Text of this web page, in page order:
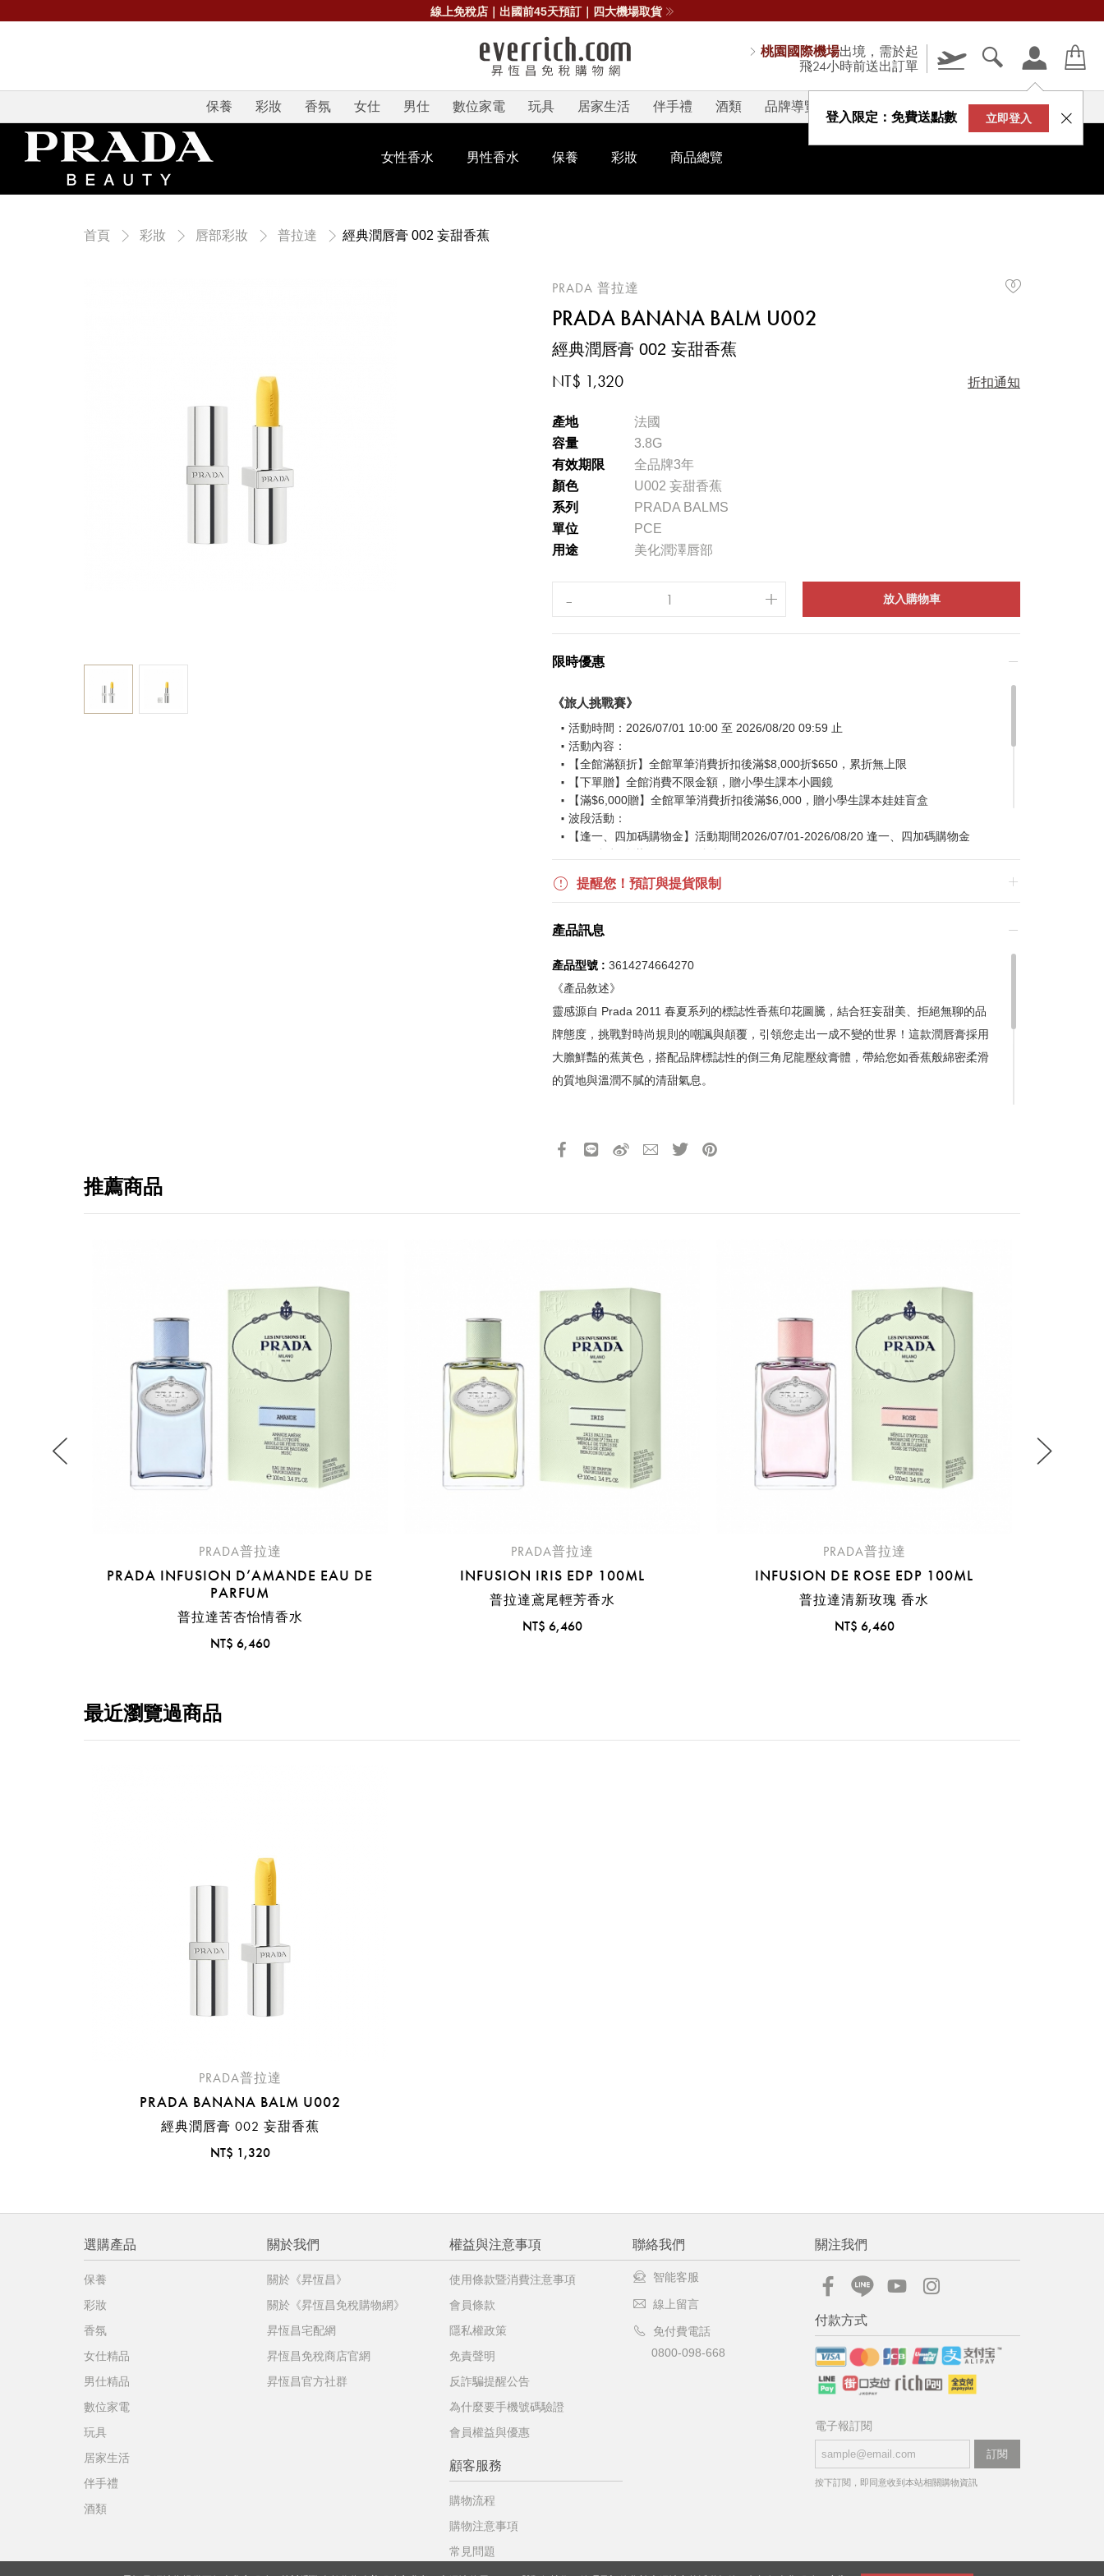
線上免稅店｜出國前45天預訂｜四大機場取貨
桃園國際機場出境，需於起
飛24小時前送出訂單
登入限定：免費送點數 立即登入
保養 彩妝 香氛 女仕 男仕 數位家電 玩具 居家生活 伴手禮 酒類 品牌導覽 V-STORY
女性香水 男性香水 保養 彩妝 商品總覽
請選擇您的搭機地點
高雄國際機場(KHH)
免稅品線上預訂服務限國際線出境旅客
不同機場的下單時間皆不相同，細節或訂購流程指引，請瀏覽
購物流程說
首頁 彩妝 唇部彩妝 普拉達 經典潤唇膏 002 妄甜香蕉
您必須登入才有辦法使用喜愛清單！
PRADA 普拉達
PRADA BANANA BALM U002
經典潤唇膏 002 妄甜香蕉
NT$ 1,320 折扣通知
產地
法國
容量
3.8G
有效期限
全品牌3年
顏色
U002 妄甜香蕉
系列
PRADA BALMS
單位
PCE
用途
美化潤澤唇部
放入購物車
限時優惠
《旅人挑戰賽》
活動時間：2026/07/01 10:00 至 2026/08/20 09:59 止
活動內容：
【全館滿額折】全館單筆消費折扣後滿$8,000折$650，累折無上限
【下單贈】全館消費不限金額，贈小學生課本小圓鏡
【滿$6,000贈】全館單筆消費折扣後滿$6,000，贈小學生課本娃娃盲盒
波段活動：
【逢一、四加碼購物金】活動期間2026/07/01-2026/08/20 逢一、四加碼購物金
活動詳情請參見
實際折扣金額以系統顯示為準
《網站活動限制說明》
所有活動皆訂單成立時間為準，贈品皆為數量有限，送完為止
所有活動皆以系統自動計算是否達到滿額優惠門檻，以系統計算為準
所有活動皆不可不同訂單相互累計
提醒您！預訂與提貨限制
產品訊息
產品型號 : 3614274664270
《產品敘述》
靈感源自 Prada 2011 春夏系列的標誌性香蕉印花圖騰，結合狂妄甜美、拒絕無聊的品
牌態度，挑戰對時尚規則的嘲諷與顛覆，引領您走出一成不變的世界！這款潤唇膏採用
大膽鮮豔的蕉黃色，搭配品牌標誌性的倒三角尼龍壓紋膏體，帶給您如香蕉般綿密柔滑
的質地與溫潤不膩的清甜氣息。
光。
一抹呵護：延續經典潤唇膏系列成分，添加比菲德益菌萃取和荷荷巴油，塗抹於雙唇能
產品13碼代號
推薦商品
PRADA普拉達
PRADA INFUSION D’AMANDE EAU DE
PARFUM
普拉達苦杏怡情香水
NT$ 6,460
PRADA普拉達
INFUSION IRIS EDP 100ML
普拉達鳶尾輕芳香水
NT$ 6,460
PRADA普拉達
INFUSION DE ROSE EDP 100ML
普拉達清新玫瑰 香水
NT$ 6,460
最近瀏覽過商品
PRADA普拉達
PRADA BANANA BALM U002
經典潤唇膏 002 妄甜香蕉
NT$ 1,320
選購產品
保養
彩妝
香氛
女仕精品
男仕精品
數位家電
玩具
居家生活
伴手禮
酒類
關於我們
關於《昇恆昌》
關於《昇恆昌免稅購物網》
昇恆昌宅配網
昇恆昌免稅商店官網
昇恆昌官方社群
權益與注意事項
使用條款暨消費注意事項
會員條款
隱私權政策
免責聲明
反詐騙提醒公告
為什麼要手機號碼驗證
會員權益與優惠
顧客服務
購物流程
購物注意事項
常見問題
聯絡我們
智能客服
線上留言
免付費電話
0800-098-668
關注我們
付款方式
電子報訂閱
訂閱
按下訂閱，即同意收到本站相關購物資訊